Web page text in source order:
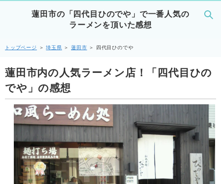
蓮田市の「四代目ひのでや」で一番人気の
ラーメンを頂いた感想
トップページ ＞埼玉県 ＞蓮田市 ＞ 四代目ひのでや
蓮田市内の人気ラーメン店！「四代目ひの
でや」の感想